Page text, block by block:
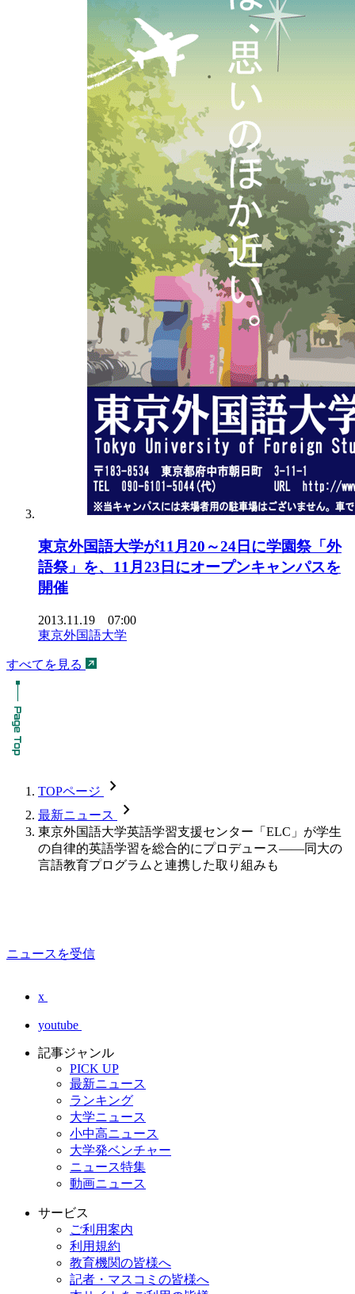
東京外国語大学が11月20～24日に学園祭「外
語祭」を、11月23日にオープンキャンパスを
開催
2013.11.19 07:00
東京外国語大学
すべてを見る
TOPページ chevron_forward
最新ニュース chevron_forward
東京外国語大学英語学習支援センター「ELC」が学生
の自律的英語学習を総合的にプロデュース――同大の
言語教育プログラムと連携した取り組みも
ニュースを受信
x
youtube
記事ジャンル
PICK UP
最新ニュース
ランキング
大学ニュース
小中高ニュース
大学発ベンチャー
ニュース特集
動画ニュース
サービス
ご利用案内
利用規約
教育機関の皆様へ
記者・マスコミの皆様へ